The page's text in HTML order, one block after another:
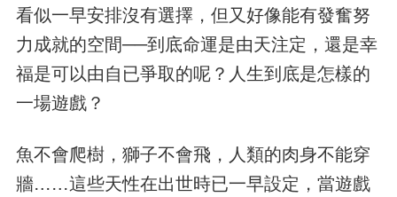
看似一早安排沒有選擇，但又好像能有發奮努
力成就的空間──到底命運是由天注定，還是幸
福是可以由自已爭取的呢？人生到底是怎樣的
一場遊戲？
魚不會爬樹，獅子不會飛，人類的肉身不能穿
牆……這些天性在出世時已一早設定，當遊戲